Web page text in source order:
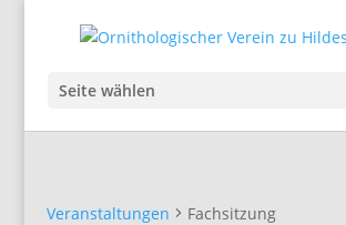
Seite wählen
Veranstaltungen Fachsitzung